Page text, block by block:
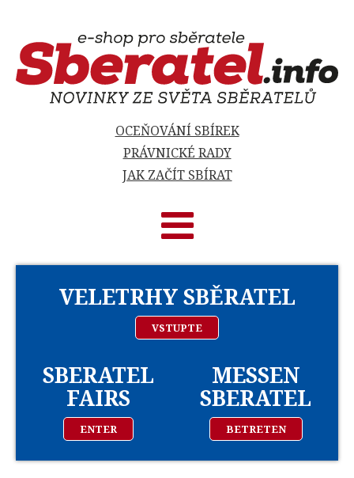
OCEŇOVÁNÍ SBÍREK
PRÁVNICKÉ RADY
JAK ZAČÍT SBÍRAT
VELETRHY SBĚRATEL
VSTUPTE
SBERATEL
FAIRS
ENTER
MESSEN
SBERATEL
BETRETEN